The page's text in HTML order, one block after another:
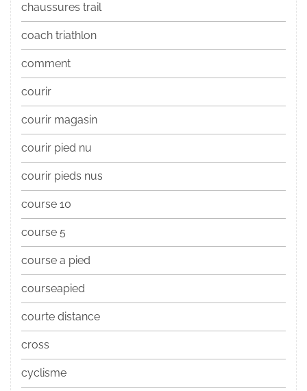
chaussures trail
coach triathlon
comment
courir
courir magasin
courir pied nu
courir pieds nus
course 10
course 5
course a pied
courseapied
courte distance
cross
cyclisme